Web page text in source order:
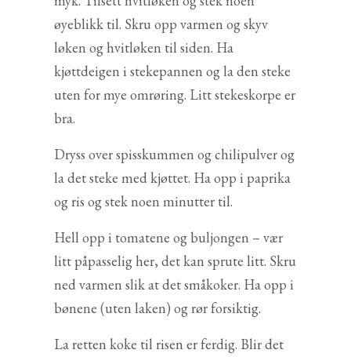
øyeblikk til. Skru opp varmen og skyv
løken og hvitløken til siden. Ha
kjøttdeigen i stekepannen og la den steke
uten for mye omrøring. Litt stekeskorpe er
bra.
Dryss over spisskummen og chilipulver og
la det steke med kjøttet. Ha opp i paprika
og ris og stek noen minutter til.
Hell opp i tomatene og buljongen – vær
litt påpasselig her, det kan sprute litt. Skru
ned varmen slik at det småkoker. Ha opp i
bønene (uten laken) og rør forsiktig.
La retten koke til risen er ferdig. Blir det